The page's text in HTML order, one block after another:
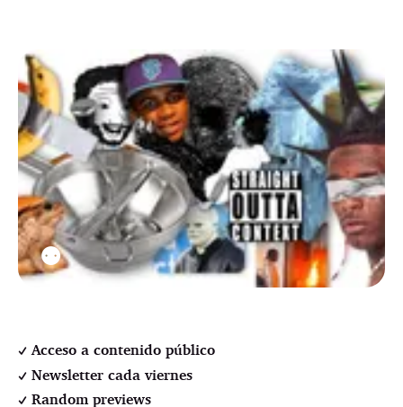
⚉
Acceso a contenido público
Newsletter cada viernes
Random previews